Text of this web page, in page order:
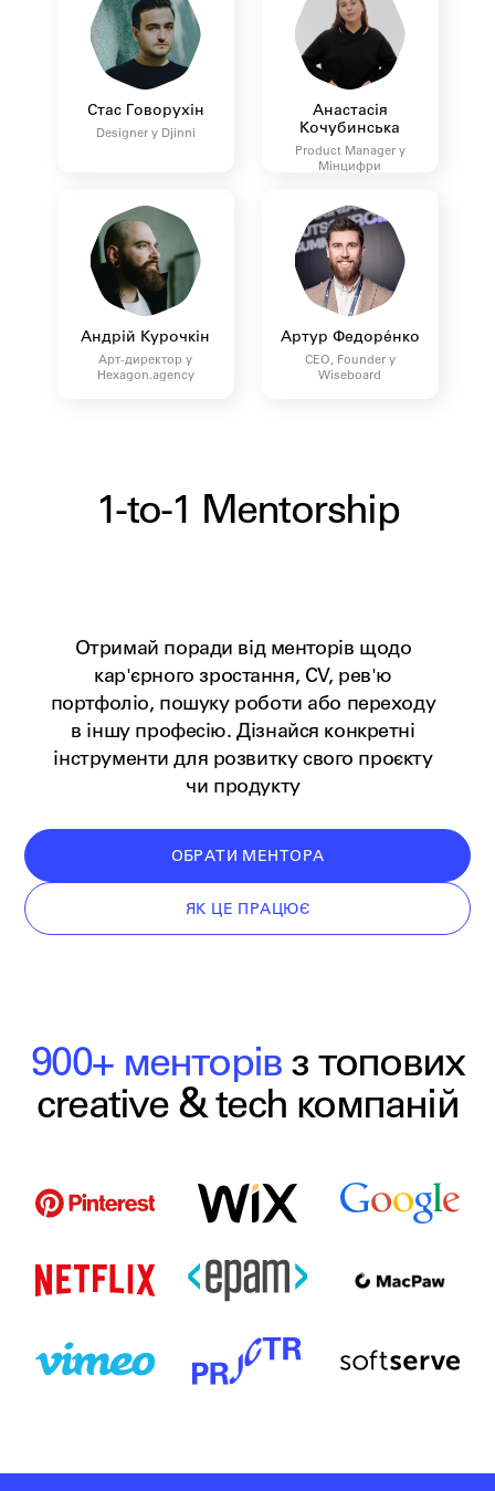
Стас Говорухін
Designer у Djinni
Андрій Курочкін
Арт-директор у
Hexagon.agency
Анастасія
Кочубинська
Product Manager у
Мінцифри
Артур Федорéнко
CEO, Founder у
Wiseboard
1-to-1 Mentorship
Отримай поради від менторів щодо
кар'єрного зростання, CV, рев'ю
портфоліо, пошуку роботи або переходу
в іншу професію. Дізнайся конкретні
інструменти для розвитку свого проєкту
чи продукту
ОБРАТИ МЕНТОРА
ЯК ЦЕ ПРАЦЮЄ
900+ менторів з топових
creative & tech компаній